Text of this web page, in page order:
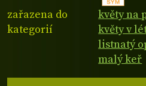
zařazena do
kategorií
květy na
květy v
listnatý
malý keř